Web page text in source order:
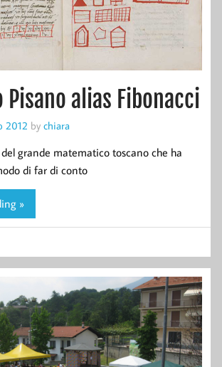
Pisano alias Fibonacci
2012 by chiara
grande matematico toscano che ha
di far di conto
»